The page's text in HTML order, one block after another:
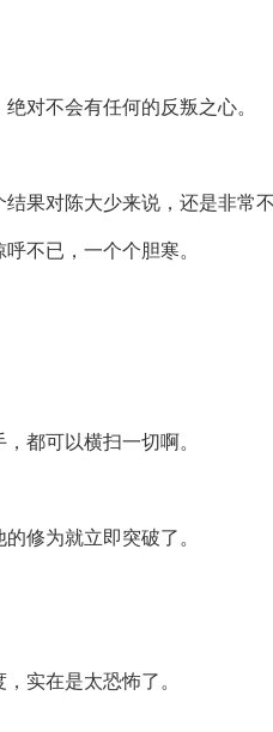
对不会有任何的反叛之心。
果对陈大少来说，还是非常不
不已，一个个胆寒。
都可以横扫一切啊。
修为就立即突破了。
实在是太恐怖了。